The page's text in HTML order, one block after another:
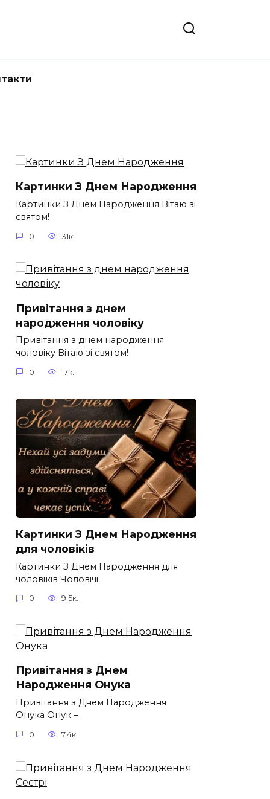
Картинки З Днем Народження
Картинки З Днем Народження Вітаю зі
святом!
0 31к.
Привітання з днем
народження чоловіку
Привітання з днем народження
чоловіку Вітаю зі святом!
0 17к.
Картинки З Днем Народження
для чоловіків​
Картинки З Днем Народження для
чоловіків​ Чоловічі
0 9.5к.
Привітання з Днем
Народження Онука
Привітання з Днем Народження
Онука Онук –
0 7.4к.